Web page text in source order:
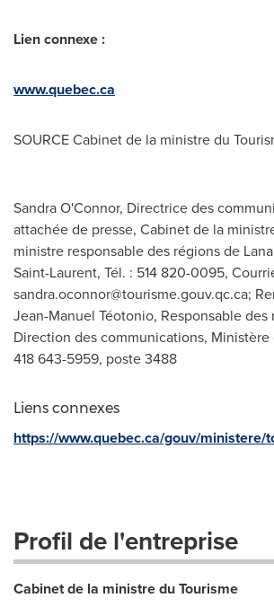
Lien connexe :
www.quebec.ca
SOURCE Cabinet de la ministre du
Sandra O'Connor, Directrice des
attachée de presse, Cabinet de la
ministre responsable des régions de
Saint-Laurent, Tél. : 514 820-0095,
sandra.oconnor@tourisme.gouv.qc.ca;
Jean-Manuel Téotonio, Responsable des
Direction des communications, Ministère
418 643-5959, poste 3488
Liens connexes
https://www.quebec.ca/gouv/ministere/
Profil de l'entreprise
Cabinet de la ministre du Tourisme